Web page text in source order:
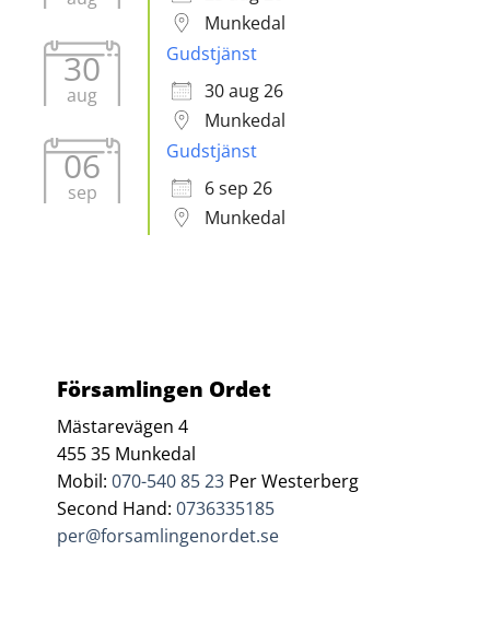
Munkedal
30
aug
Gudstjänst
30 aug 26
Munkedal
06
sep
Gudstjänst
6 sep 26
Munkedal
Församlingen Ordet
Mästarevägen 4
455 35 Munkedal
Mobil:070-540 85 23 Per Westerberg
Second Hand:0736335185
per@forsamlingenordet.se